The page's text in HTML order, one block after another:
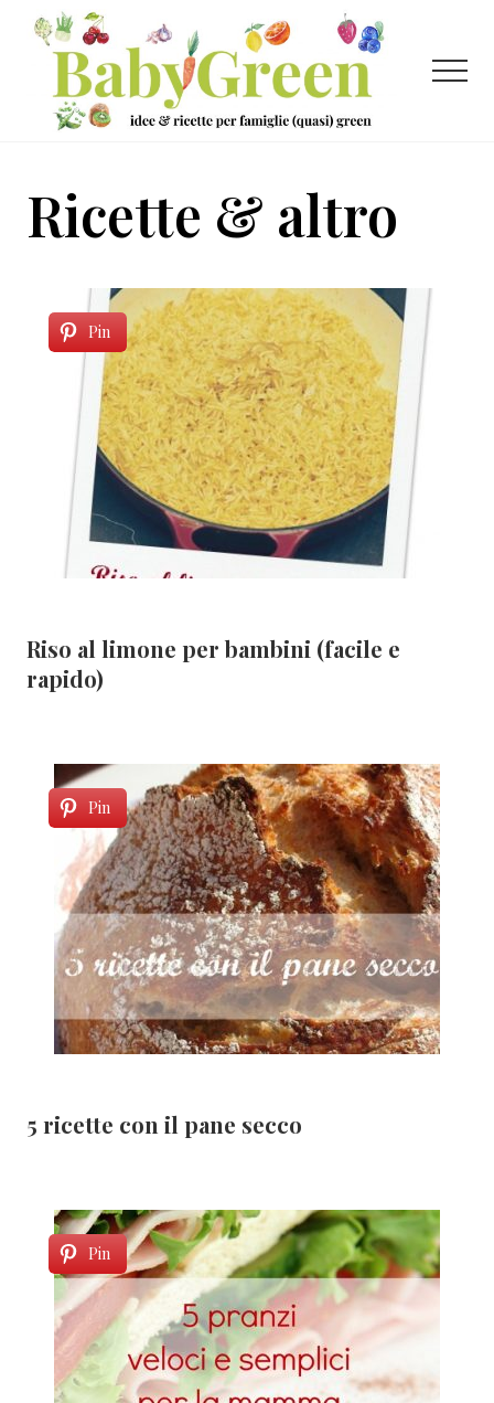
Menu
Passa
contenuto
principale
Passa
ricette
famiglie
(quasi)
Menu
Ricette & altro
Pin
Riso al limone per bambini (facile e
rapido)
Pin
5 ricette con il pane secco
Pin